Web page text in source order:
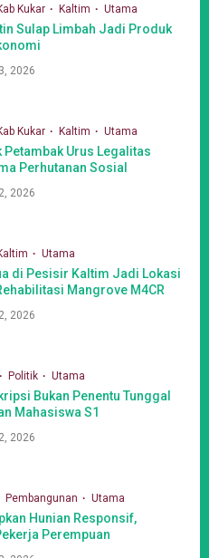
Kukar Kaltim Utama
Sulap Limbah Jadi Produk
2026
Kukar Kaltim Utama
Petambak Urus Legalitas
Perhutanan Sosial
2026
Utama
di Pesisir Kaltim Jadi Lokasi
Mangrove M4CR
2026
Politik Utama
Bukan Penentu Tunggal
Mahasiswa S1
2026
Pembangunan Utama
Hunian Responsif,
Perempuan